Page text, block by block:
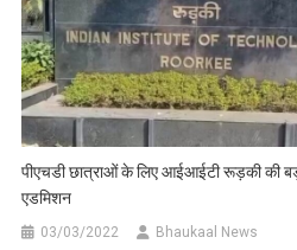
पीएचडी छात्राओं के लिए आईआईटी रूड़की की
एडमिशन
03/03/2022 Bhaukaal News